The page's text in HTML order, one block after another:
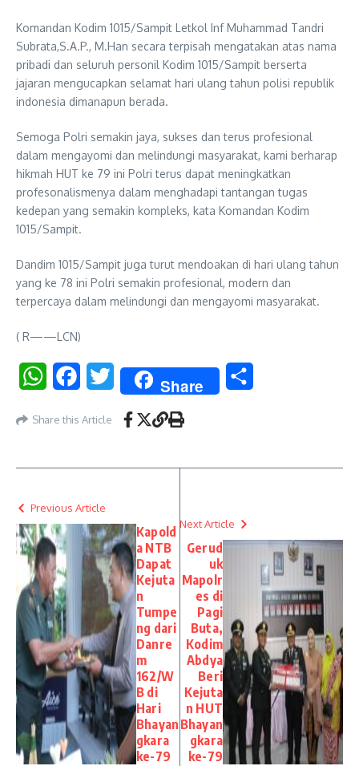
Komandan Kodim 1015/Sampit Letkol Inf Muhammad Tandri
Subrata,S.A.P., M.Han secara terpisah mengatakan atas nama
pribadi dan seluruh personil Kodim 1015/Sampit berserta
jajaran mengucapkan selamat hari ulang tahun polisi republik
indonesia dimanapun berada.
Semoga Polri semakin jaya, sukses dan terus profesional
dalam mengayomi dan melindungi masyarakat, kami berharap
hikmah HUT ke 79 ini Polri terus dapat meningkatkan
profesonalismenya dalam menghadapi tantangan tugas
kedepan yang semakin kompleks, kata Komandan Kodim
1015/Sampit.
Dandim 1015/Sampit juga turut mendoakan di hari ulang tahun
yang ke 78 ini Polri semakin profesional, modern dan
terpercaya dalam melindungi dan mengayomi masyarakat.
( R——LCN)
WhatsAppFacebookTwitter Share
Share this Article
Previous Article
Kapold
a NTB
Dapat
Kejuta
n
Tumpe
ng dari
Danre
m
162/W
B di
Hari
Bhayan
gkara
ke-79
Next Article
Gerud
uk
Mapolr
es di
Pagi
Buta,
Kodim
Abdya
Beri
Kejuta
n HUT
Bhayan
gkara
ke-79